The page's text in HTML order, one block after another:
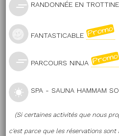
RANDONNÉE EN
FANTASTICABLE
PARCOURS NINJA
SPA - SAUNA HAMMAM
(Si certaines activités que nous
c'est parce que les réservations